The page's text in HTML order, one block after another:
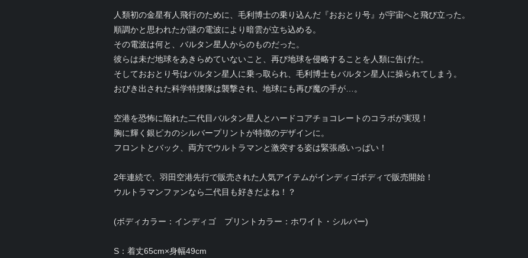
人類初の金星有人飛行のために、毛利博士の乗り込んだ『おおとり号』が宇宙へと飛び立った。
順調かと思われたが謎の電波により暗雲が立ち込める。
その電波は何と、バルタン星人からのものだった。
彼らは未だ地球をあきらめていないこと、再び地球を侵略することを人類に告げた。
そしておおとり号はバルタン星人に乗っ取られ、毛利博士もバルタン星人に操られてしまう。
おびき出された科学特捜隊は襲撃され、地球にも再び魔の手が…。
空港を恐怖に陥れた二代目バルタン星人とハードコアチョコレートのコラボが実現！
胸に輝く銀ピカのシルバープリントが特徴のデザインに。
フロントとバック、両方でウルトラマンと激突する姿は緊張感いっぱい！
2年連続で、羽田空港先行で販売された人気アイテムがインディゴボディで販売開始！
ウルトラマンファンなら二代目も好きだよね！？
(ボディカラー：インディゴ プリントカラー：ホワイト・シルバー)
S：着丈65cm×身幅49cm